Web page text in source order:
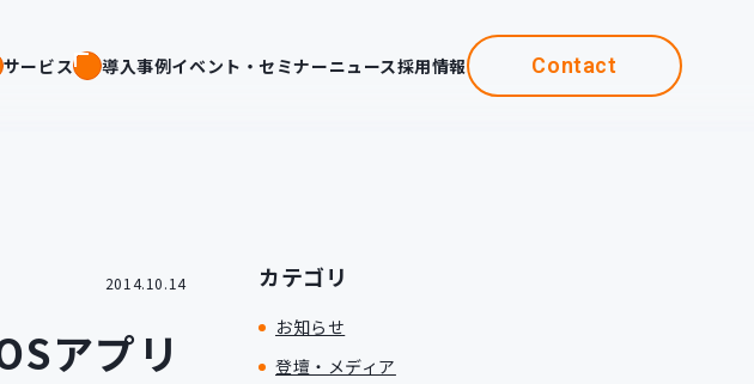
サービス 導入事例イベント・セミナーニュース採用情報 Contact
2014.10.14
アプリ
カテゴリ
お知らせ
登壇・メディア